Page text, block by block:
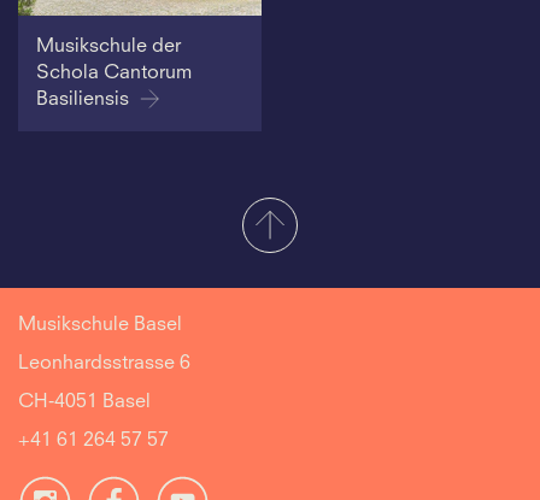
Musikschule der
Schola Cantorum
Basiliensis
Musikschule Basel
Leonhardsstrasse 6
CH-4051 Basel
+41 61 264 57 57